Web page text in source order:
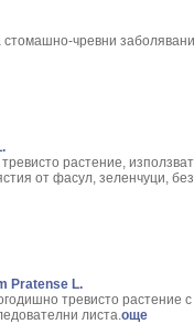
стомашно-чревни
растение,
от фасул, зеленчуци,
Pratense L.
тревисто растение
листа.още